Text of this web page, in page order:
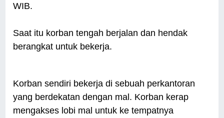
WIB.
Saat itu korban tengah berjalan dan hendak
berangkat untuk bekerja.
Korban sendiri bekerja di sebuah perkantoran
yang berdekatan dengan mal. Korban kerap
mengakses lobi mal untuk ke tempatnya